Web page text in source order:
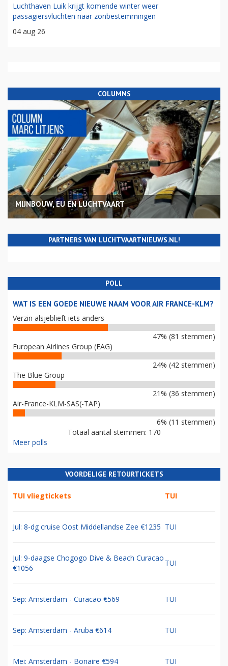
Luchthaven Luik krijgt komende winter weer
passagiersvluchten naar zonbestemmingen
04 aug 26
COLUMNS
MIJNBOUW, EU EN LUCHTVAART
PARTNERS VAN LUCHTVAARTNIEUWS.NL!
POLL
WAT IS EEN GOEDE NIEUWE NAAM VOOR AIR FRANCE-KLM?
Verzin alsjeblieft iets anders
47% (81 stemmen)
European Airlines Group (EAG)
24% (42 stemmen)
The Blue Group
21% (36 stemmen)
Air-France-KLM-SAS(-TAP)
6% (11 stemmen)
Totaal aantal stemmen: 170
Meer polls
VOORDELIGE RETOURTICKETS
TUI vliegtickets TUI
Jul: 8-dg cruise Oost Middellandse Zee €1235 TUI
Jul: 9-daagse Chogogo Dive & Beach Curacao
€1056
TUI
Sep: Amsterdam - Curacao €569 TUI
Sep: Amsterdam - Aruba €614 TUI
Mei: Amsterdam - Bonaire €594 TUI